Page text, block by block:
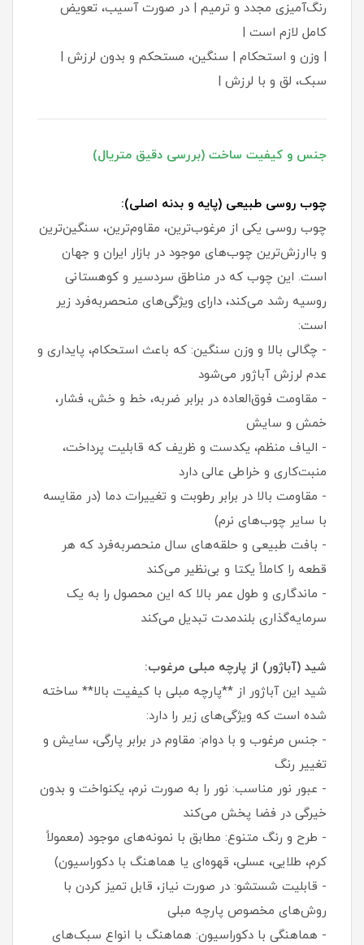
رنگ‌آمیزی مجدد و ترمیم | در صورت آسیب، تعویض
کامل لازم است |
| وزن و استحکام | سنگین، مستحکم و بدون لرزش |
سبک، لق و با لرزش |
جنس و کیفیت ساخت (بررسی دقیق متریال)
چوب روسی طبیعی (پایه و بدنه اصلی):
چوب روسی یکی از مرغوب‌ترین، مقاوم‌ترین، سنگین‌ترین
و باارزش‌ترین چوب‌های موجود در بازار ایران و جهان
است. این چوب که در مناطق سردسیر و کوهستانی
روسیه رشد می‌کند، دارای ویژگی‌های منحصربه‌فرد زیر
است:
- چگالی بالا و وزن سنگین: که باعث استحکام، پایداری و
عدم لرزش آباژور می‌شود
- مقاومت فوق‌العاده در برابر ضربه، خط و خش، فشار،
خمش و سایش
- الیاف منظم، یکدست و ظریف که قابلیت پرداخت،
منبت‌کاری و خراطی عالی دارد
- مقاومت بالا در برابر رطوبت و تغییرات دما (در مقایسه
با سایر چوب‌های نرم)
- بافت طبیعی و حلقه‌های سال منحصربه‌فرد که هر
قطعه را کاملاً یکتا و بی‌نظیر می‌کند
- ماندگاری و طول عمر بالا که این محصول را به یک
سرمایه‌گذاری بلندمدت تبدیل می‌کند
شید (آباژور) از پارچه مبلی مرغوب:
شید این آباژور از **پارچه مبلی با کیفیت بالا** ساخته
شده است که ویژگی‌های زیر را دارد:
- جنس مرغوب و با دوام: مقاوم در برابر پارگی، سایش و
تغییر رنگ
- عبور نور مناسب: نور را به صورت نرم، یکنواخت و بدون
خیرگی در فضا پخش می‌کند
- طرح و رنگ متنوع: مطابق با نمونه‌های موجود (معمولاً
کرم، طلایی، عسلی، قهوه‌ای یا هماهنگ با دکوراسیون)
- قابلیت شستشو: در صورت نیاز، قابل تمیز کردن با
روش‌های مخصوص پارچه مبلی
- هماهنگی با دکوراسیون: هماهنگ با انواع سبک‌های